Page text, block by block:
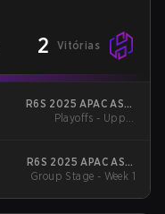
2 Vitórias
R6S 2025 APAC ASIA
Stage 1
Playoffs - Upper
R6S 2025 APAC ASIA
Stage 1
Group Stage - Week 1